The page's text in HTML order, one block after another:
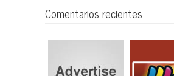
Comentarios recientes